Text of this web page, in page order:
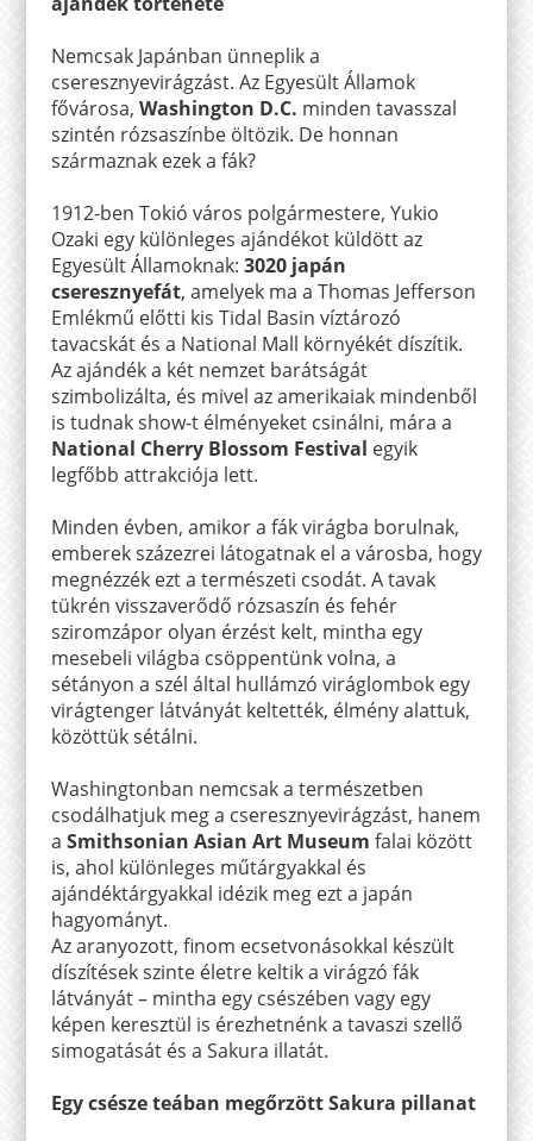
Nemcsak Japánban ünneplik a
cseresznyevirágzást. Az Egyesült Államok
fővárosa, Washington D.C. minden tavasszal
szintén rózsaszínbe öltözik. De honnan
származnak ezek a fák?
1912-ben Tokió város polgármestere, Yukio
Ozaki egy különleges ajándékot küldött az
Egyesült Államoknak: 3020 japán
cseresznyefát, amelyek ma a Thomas Jefferson
Emlékmű előtti kis Tidal Basin víztározó
tavacskát és a National Mall környékét díszítik.
Az ajándék a két nemzet barátságát
szimbolizálta, és mivel az amerikaiak mindenből
is tudnak show-t élményeket csinálni, mára a
National Cherry Blossom Festival egyik
legfőbb attrakciója lett.
Minden évben, amikor a fák virágba borulnak,
emberek százezrei látogatnak el a városba, hogy
megnézzék ezt a természeti csodát. A tavak
tükrén visszaverődő rózsaszín és fehér
sziromzápor olyan érzést kelt, mintha egy
mesebeli világba csöppentünk volna, a
sétányon a szél által hullámzó viráglombok egy
virágtenger látványát keltették, élmény alattuk,
közöttük sétálni.
Washingtonban nemcsak a természetben
csodálhatjuk meg a cseresznyevirágzást, hanem
a Smithsonian Asian Art Museum falai között
is, ahol különleges műtárgyakkal és
ajándéktárgyakkal idézik meg ezt a japán
hagyományt.
Az aranyozott, finom ecsetvonásokkal készült
díszítések szinte életre keltik a virágzó fák
látványát – mintha egy csészében vagy egy
képen keresztül is érezhetnénk a tavaszi szellő
simogatását és a Sakura illatát.
Egy csésze teában megőrzött Sakura pillanat